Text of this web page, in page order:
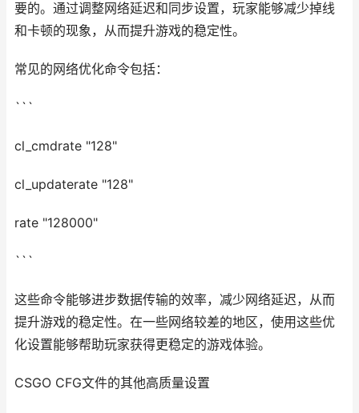
要的。通过调整网络延迟和同步设置，玩家能够减少掉线
和卡顿的现象，从而提升游戏的稳定性。
常见的网络优化命令包括：
```
cl_cmdrate "128"
cl_updaterate "128"
rate "128000"
```
这些命令能够进步数据传输的效率，减少网络延迟，从而
提升游戏的稳定性。在一些网络较差的地区，使用这些优
化设置能够帮助玩家获得更稳定的游戏体验。
CSGO CFG文件的其他高质量设置